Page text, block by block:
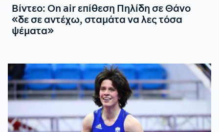
Βίντεο: On air επίθεση Πηλίδη σε Θάνο
«δε σε αντέχω, σταμάτα να λες τόσα
ψέματα»